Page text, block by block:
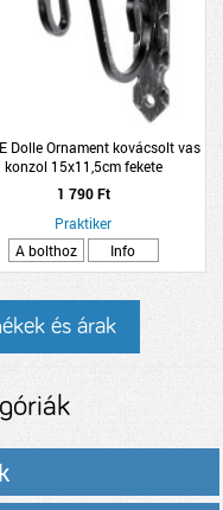
Dolle Ornament kovácsolt vas
konzol 15x11,5cm fekete
1 790 Ft
Praktiker
A bolthoz
Info
és árak